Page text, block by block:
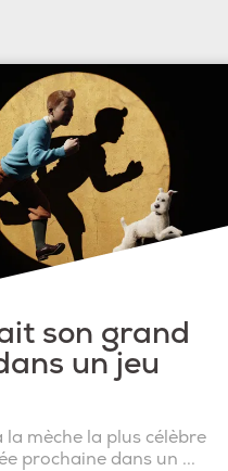
son grand
un jeu
la mèche la plus célèbre
prochaine dans un ...